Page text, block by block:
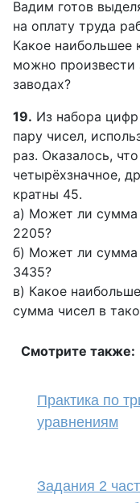
Вадим готов
на оплату труда
Какое наибольшее
можно произвести
заводах?
19. Из набора
пару чисел,
раз. Оказалось,
четырёхзначное,
кратны 45.
а) Может ли сумма
2205?
б) Может ли сумма
3435?
в) Какое
сумма чисел в
Смотрите также:
Практика по
уравнениям
Задания 2